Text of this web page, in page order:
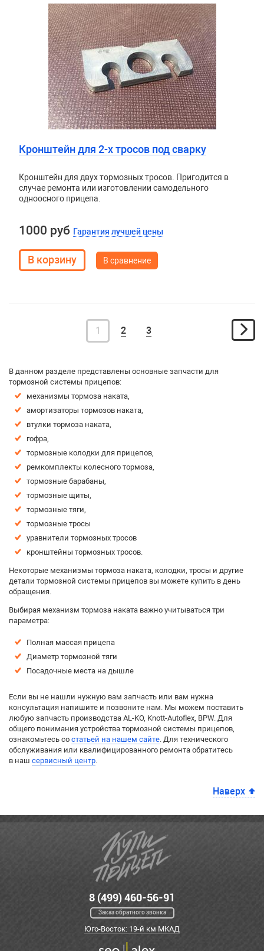
Кронштейн для 2-х тросов под сварку
Кронштейн для двух тормозных тросов. Пригодится в
случае ремонта или изготовлении самодельного
одноосного прицепа.
1000 руб Гарантия лучшей цены
В сравнение
1 2 3
В данном разделе представлены основные запчасти для
тормозной системы прицепов:
механизмы тормоза наката,
амортизаторы тормозов наката,
втулки тормоза наката,
гофра,
тормозные колодки для прицепов,
ремкомплекты колесного тормоза,
тормозные барабаны,
тормозные щиты,
тормозные тяги,
тормозные тросы
уравнители тормозных тросов
кронштейны тормозных тросов.
Некоторые механизмы тормоза наката, колодки, тросы и другие
детали тормозной системы прицепов вы можете купить в день
обращения.
Выбирая механизм тормоза наката важно учитываться три
параметра:
Полная массая прицепа
Диаметр тормозной тяги
Посадочные места на дышле
Если вы не нашли нужную вам запчасть или вам нужна
консультация напишите и позвоните нам. Мы можем поставить
любую запчасть производства AL-KO, Knott-Autoflex, BPW. Для
общего понимания устройства тормозной системы прицепов,
ознакомьтесь со статьей на нашем сайте. Для технического
обслуживания или квалифицированного ремонта обратитесь
в наш сервисный центр.
Наверх
8 (499) 460-56-91
Заказ обратного звонка
Юго-Восток: 19-й км МКАД